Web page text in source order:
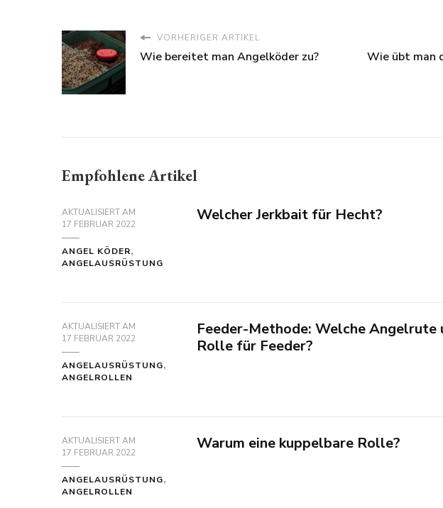
VORHERIGER ARTIKEL
Wie bereitet man Angelköder zu?
Wie übt man
Empfohlene Artikel
AKTUALISIERT AM
17 FEBRUAR 2022
ANGEL KÖDER
ANGELAUSRÜSTUNG
Welcher Jerkbait für Hecht?
AKTUALISIERT AM
17 FEBRUAR 2022
ANGELAUSRÜSTUNG
ANGELROLLEN
Feeder-Methode: Welche Angelrute
Rolle für Feeder?
AKTUALISIERT AM
17 FEBRUAR 2022
ANGELAUSRÜSTUNG
ANGELROLLEN
Warum eine kuppelbare Rolle?